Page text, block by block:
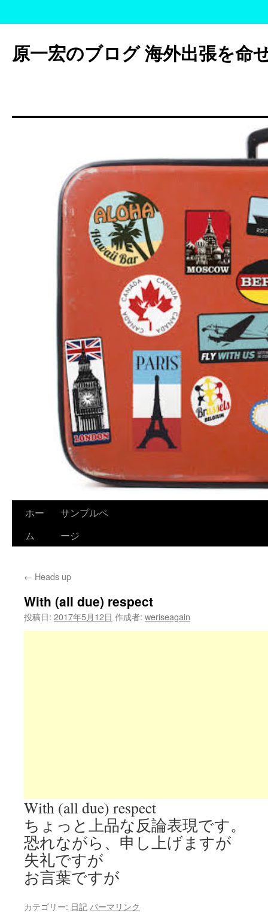
テ
ン
ッ
原一宏のブログ 海外出張を命
ホー
ム
サンプルペ
ージ
← Heads up
With (all due) respect
投稿日: 2017年5月12日 作成者: weriseagain
With (all due) respect
ちょっと上品な反論表現です。
恐れながら、申し上げますが
失礼ですが
お言葉ですが
カテゴリー: 日記 パーマリンク